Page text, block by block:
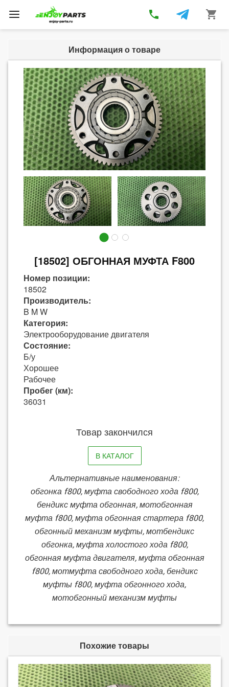
Toggle
navigation
phone shopping_cart
Информация о товаре
[18502] ОБГОННАЯ МУФТА F800
Номер позиции:
18502
Производитель:
B M W
Категория:
Электрооборудование двигателя
Состояние:
Б/у
Хорошее
Рабочее
Пробег (км):
36031
Товар закончился
В КАТАЛОГ
Альтернативные наименования:
обгонка f800, муфта свободного хода f800,
бендикс муфта обгонная, мотобгонная
муфта f800, муфта обгонная стартера f800,
обгонный механизм муфты, мотбендикс
обгонка, муфта холостого хода f800,
обгонная муфта двигателя, муфта обгонная
f800, мотмуфта свободного хода, бендикс
муфты f800, муфта обгонного хода,
мотобгонный механизм муфты
Похожие товары